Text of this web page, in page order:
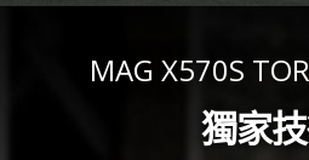
MAG X570S
獨家